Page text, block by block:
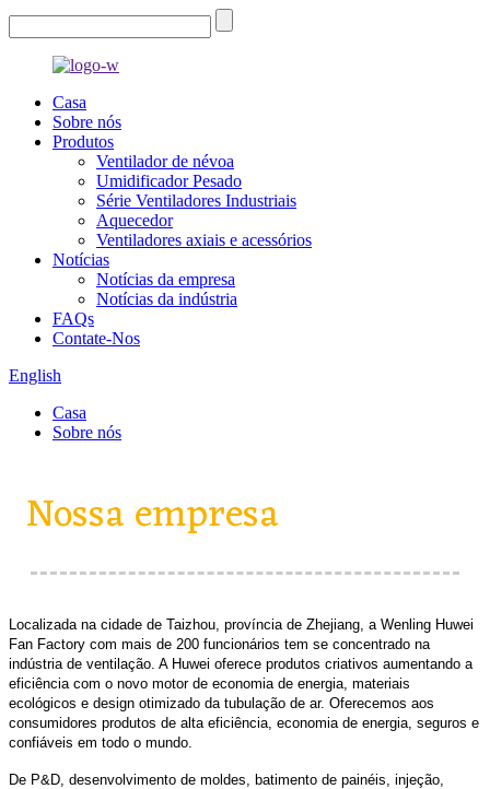
Casa
Sobre nós
Produtos
Ventilador de névoa
Umidificador Pesado
Série Ventiladores Industriais
Aquecedor
Ventiladores axiais e acessórios
Notícias
Notícias da empresa
Notícias da indústria
FAQs
Contate-Nos
English
Casa
Sobre nós
Nossa empresa
Localizada na cidade de Taizhou, província de Zhejiang, a Wenling Huwei
Fan Factory com mais de 200 funcionários tem se concentrado na
indústria de ventilação. A Huwei oferece produtos criativos aumentando a
eficiência com o novo motor de economia de energia, materiais
ecológicos e design otimizado da tubulação de ar. Oferecemos aos
consumidores produtos de alta eficiência, economia de energia, seguros e
confiáveis ​​em todo o mundo.
De P&D, desenvolvimento de moldes, batimento de painéis, injeção,